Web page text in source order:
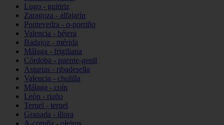
Lugo - guitiriz
Zaragoza - alfajarín
Pontevedra - o-porriño
Valencia - bétera
Badajoz - mérida
Málaga - frigiliana
Córdoba - puente-genil
Asturias - ribadesella
Valencia - chulilla
Málaga - coín
León - riaño
Teruel - teruel
Granada - illora
A-coruña - oleiros